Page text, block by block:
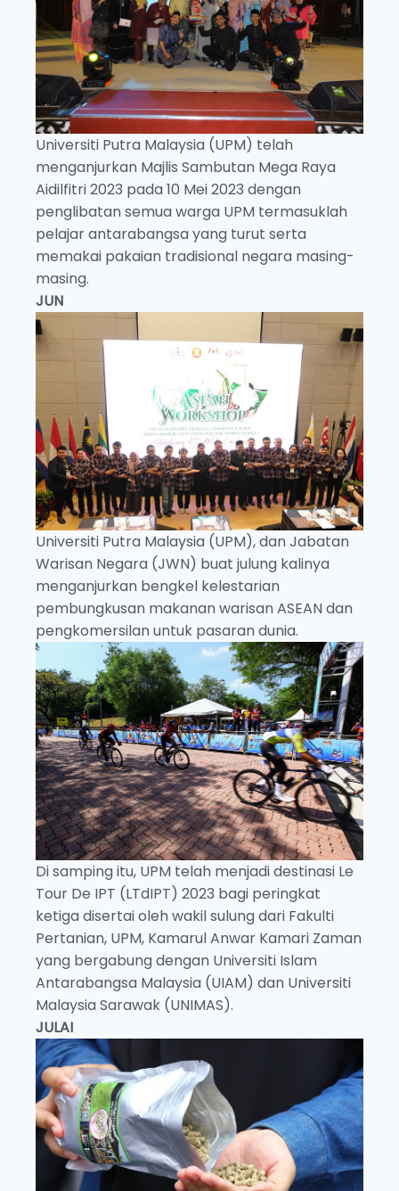
Universiti Putra Malaysia (UPM) telah
menganjurkan Majlis Sambutan Mega Raya
Aidilfitri 2023 pada 10 Mei 2023 dengan
penglibatan semua warga UPM termasuklah
pelajar antarabangsa yang turut serta
memakai pakaian tradisional negara masing-
masing.
JUN
Universiti Putra Malaysia (UPM), dan Jabatan
Warisan Negara (JWN) buat julung kalinya
menganjurkan bengkel kelestarian
pembungkusan makanan warisan ASEAN dan
pengkomersilan untuk pasaran dunia.
Di samping itu, UPM telah menjadi destinasi Le
Tour De IPT (LTdIPT) 2023 bagi peringkat
ketiga disertai oleh wakil sulung dari Fakulti
Pertanian, UPM, Kamarul Anwar Kamari Zaman
yang bergabung dengan Universiti Islam
Antarabangsa Malaysia (UIAM) dan Universiti
Malaysia Sarawak (UNIMAS).
JULAI